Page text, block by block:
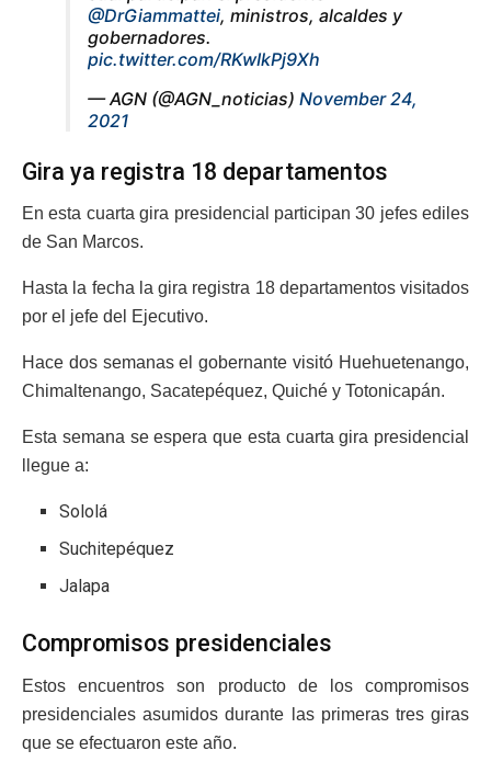
@DrGiammattei, ministros, alcaldes y
gobernadores.
pic.twitter.com/RKwIkPj9Xh
— AGN (@AGN_noticias) November 24,
2021
Gira ya registra 18 departamentos
En esta cuarta gira presidencial participan 30 jefes ediles
de San Marcos.
Hasta la fecha la gira registra 18 departamentos visitados
por el jefe del Ejecutivo.
Hace dos semanas el gobernante visitó Huehuetenango,
Chimaltenango, Sacatepéquez, Quiché y Totonicapán.
Esta semana se espera que esta cuarta gira presidencial
llegue a:
Sololá
Suchitepéquez
Jalapa
Compromisos presidenciales
Estos encuentros son producto de los compromisos
presidenciales asumidos durante las primeras tres giras
que se efectuaron este año.